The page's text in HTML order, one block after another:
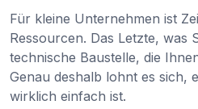
Für kleine Unternehmen ist
Ressourcen. Das Letzte, was
technische Baustelle, die
Genau deshalb lohnt es sich,
wirklich einfach ist.